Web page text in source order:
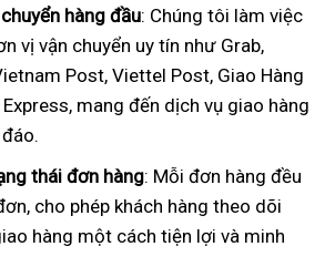
hàng đầu: Chúng tôi làm việc
vị vận chuyển uy tín như Grab,
Post, Viettel Post, Giao Hàng
Express, mang đến dịch vụ giao hàng
thái đơn hàng: Mỗi đơn hàng đều
cho phép khách hàng theo dõi
hàng một cách tiện lợi và minh